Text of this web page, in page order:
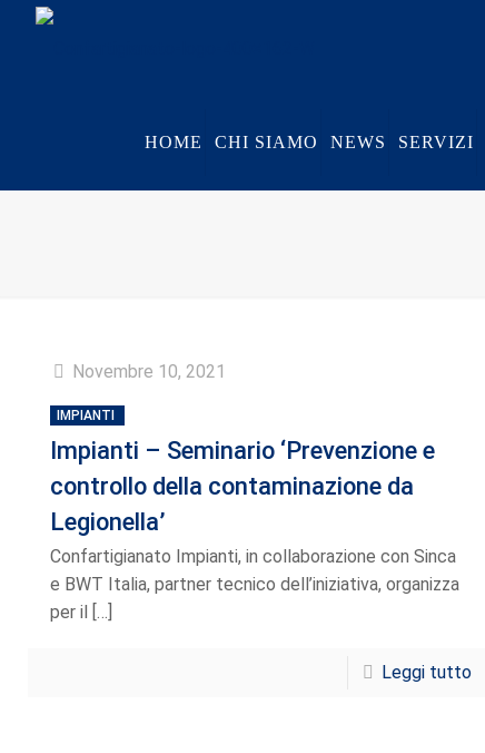
HOME CHI SIAMO NEWS SERVIZI
Novembre 10, 2021
IMPIANTI
Impianti – Seminario ‘Prevenzione e
controllo della contaminazione da
Legionella’
Confartigianato Impianti, in collaborazione con Sinca
e BWT Italia, partner tecnico dell’iniziativa, organizza
per il […]
Leggi tutto